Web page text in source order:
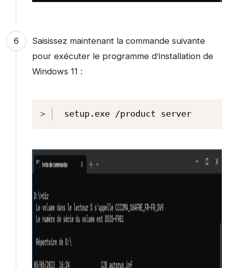
Saisissez maintenant la commande suivante
pour exécuter le programme d’installation de
Windows 11 :
setup.exe /product server